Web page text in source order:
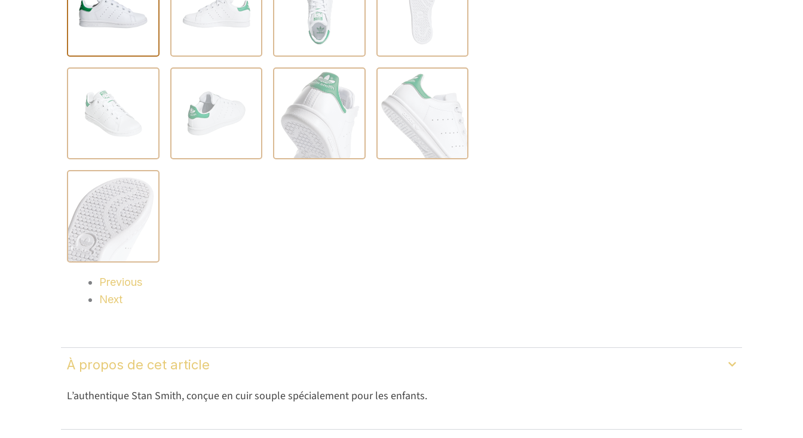
Previous
Next
À propos de cet article
L’authentique Stan Smith, conçue en cuir souple spécialement pour les enfants.